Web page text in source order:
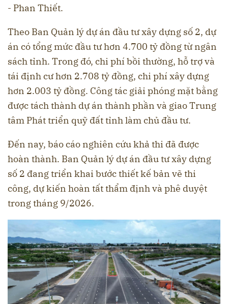
- Phan Thiết.
Theo Ban Quản lý dự án đầu tư xây dựng số 2, dự
án có tổng mức đầu tư hơn 4.700 tỷ đồng từ ngân
sách tỉnh. Trong đó, chi phí bồi thường, hỗ trợ và
tái định cư hơn 2.708 tỷ đồng, chi phí xây dựng
hơn 2.003 tỷ đồng. Công tác giải phóng mặt bằng
được tách thành dự án thành phần và giao Trung
tâm Phát triển quỹ đất tỉnh làm chủ đầu tư.
Đến nay, báo cáo nghiên cứu khả thi đã được
hoàn thành. Ban Quản lý dự án đầu tư xây dựng
số 2 đang triển khai bước thiết kế bản vẽ thi
công, dự kiến hoàn tất thẩm định và phê duyệt
trong tháng 9/2026.